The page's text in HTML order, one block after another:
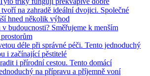
na zahradě ideální dvojici. Společné
hned několik výhod
budoucnosti? Směřujeme k menším
déle při správné péči. Tento jednoduchý
i začínající pěstitelé
i přírodní cestou. Tento domácí
na přípravu a příjemně voní